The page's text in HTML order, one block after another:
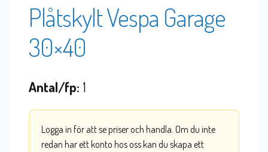
Plåtskylt Vespa Garage
30×40
Antal/fp: 1
Logga in för att se priser och handla. Om du inte
redan har ett konto hos oss kan du skapa ett